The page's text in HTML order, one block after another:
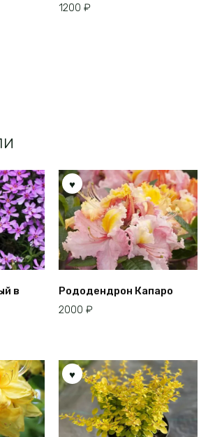
1200 ₽
в
Рододендрон Капаро
2000 ₽